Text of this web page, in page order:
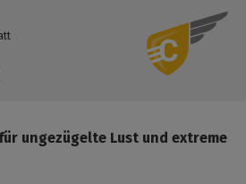
ungezügelte Lust und extreme